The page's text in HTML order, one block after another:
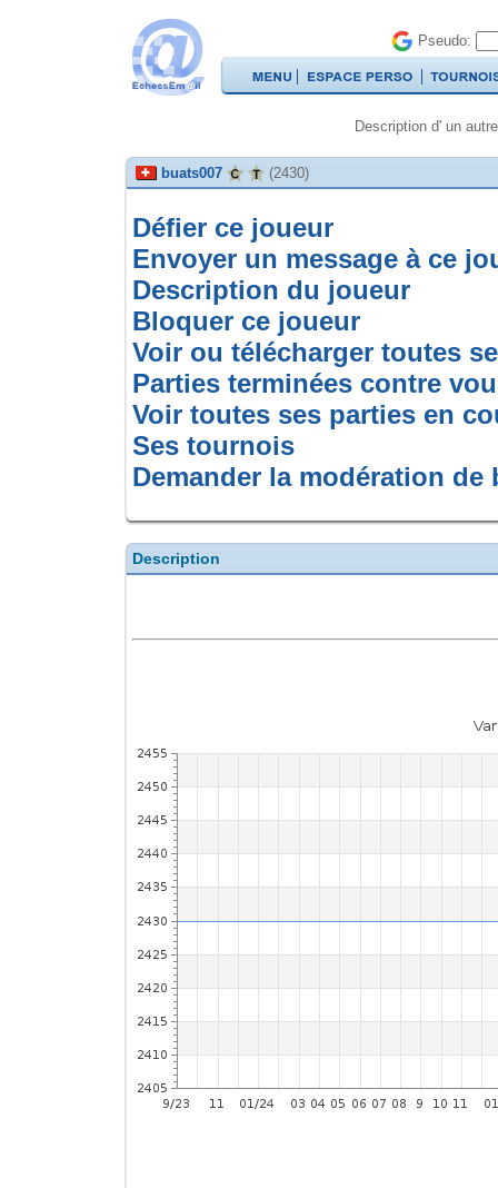
Pseudo:
Description d' un
buats007 (2430)
Défier ce joueur
Envoyer un message à ce
Description du joueur
Bloquer ce joueur
Voir ou télécharger toutes
Parties terminées contre
Voir toutes ses parties en
Ses tournois
Demander la modération de
Description